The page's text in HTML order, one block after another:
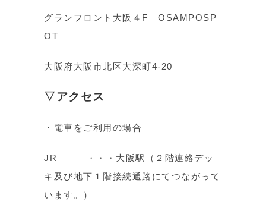
グランフロント大阪４F OSAMPOSP
OT
大阪府大阪市北区大深町4-20
▽アクセス
・電車をご利用の場合
JR ・・・大阪駅（２階連絡デッ
キ及び地下１階接続通路にてつながって
います。）